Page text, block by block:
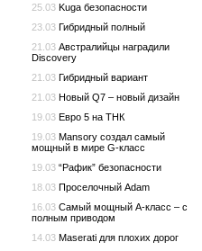
25.03 Kuga безопасности
23.03 Гибридный полный
21.03 Австралийцы наградили
Discovery
21.03 Гибридный вариант
21.03 Новый Q7 – новый дизайн
19.03 Евро 5 на ТНК
19.03 Mansory создал самый
мощный в мире G-класс
19.03 “Рафик” безопасности
18.03 Проселочный Adam
16.03 Самый мощный A-класс – с
полным приводом
14.03 Maserati для плохих дорог